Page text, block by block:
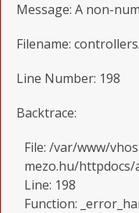
Message: A non-
Filename:
Line Number: 198
Backtrace:
File: /var/www/
mezo.hu/
Line: 198
Function: